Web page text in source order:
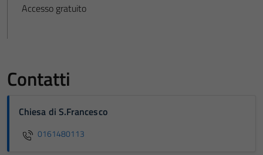
Accesso gratuito
Contatti
Chiesa di S.Francesco
0161480113